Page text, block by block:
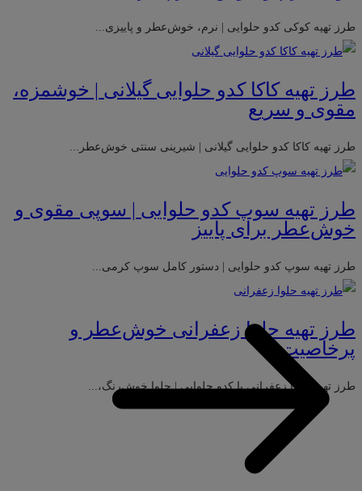
طرز تهیه کوکی کدو حلوایی | نرم، خوش‌عطر و پاییزی...
طرز تهیه کاکا کدو حلوایی گیلانی | خوشمزه،
مقوی و سریع
طرز تهیه کاکا کدو حلوایی گیلانی | شیرینی سنتی خوش‌عطر...
طرز تهیه سوپ کدو حلوایی | سوپی مقوی و
خوش‌عطر برای پاییز
طرز تهیه سوپ کدو حلوایی | دستور کامل سوپ کرمی...
طرز تهیه حلوا زعفرانی خوش‌عطر و
پرخاصیت
طرز تهیه حلوا زعفرانی با کدو حلوایی | حلوا خوش‌رنگ،...